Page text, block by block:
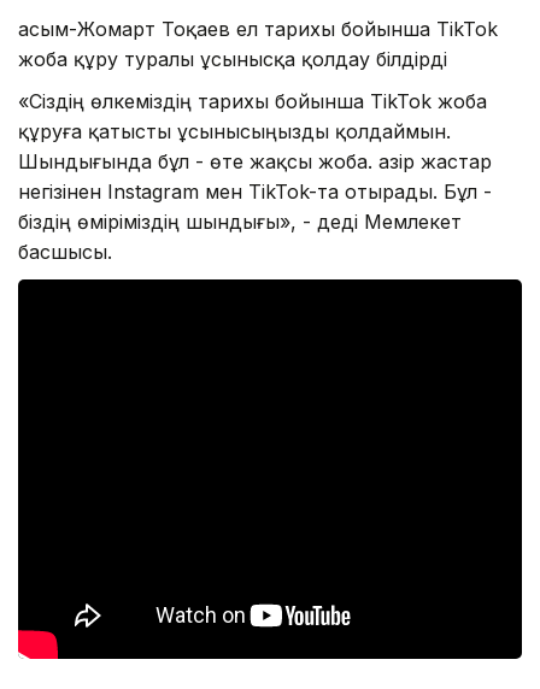
Қасым-Жомарт Тоқаев ел тарихы бойынша TikTok
жоба құру туралы ұсынысқа қолдау білдірді
«Сіздің өлкеміздің тарихы бойынша TikTok жоба
құруға қатысты ұсынысыңызды қолдаймын.
Шындығында бұл - өте жақсы жоба. Қазір жастар
негізінен Іnstagram мен TikTok-та отырады. Бұл -
біздің өміріміздің шындығы», - деді Мемлекет
басшысы.